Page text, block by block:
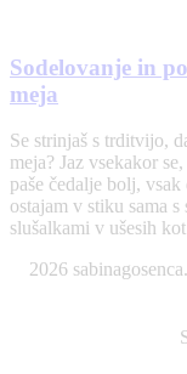
Sodelovanje in
meja
Se strinjaš s trditvijo,
meja? Jaz vsekakor
paše čedalje bolj,
ostajam v stiku sama
slušalkami v ušesih
2026